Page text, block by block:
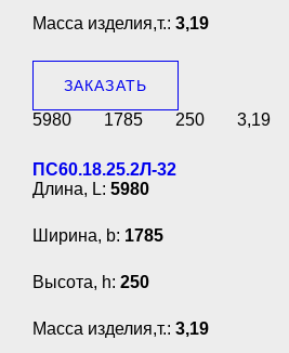
Масса изделия,т.: 3,19
ЗАКАЗАТЬ
5980 1785 250 3,19
ПС60.18.25.2Л-32
Длина, L: 5980
Ширина, b: 1785
Высота, h: 250
Масса изделия,т.: 3,19